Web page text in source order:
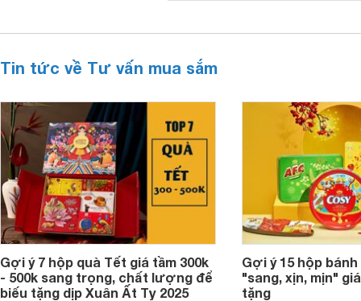
Tin tức về Tư vấn mua sắm
Gợi ý 7 hộp quà Tết giá tầm 300k
- 500k sang trọng, chất lượng để
biếu tặng dịp Xuân Ất Tỵ 2025
Gợi ý 15 hộp
"sang, xịn, mịn"
tặng